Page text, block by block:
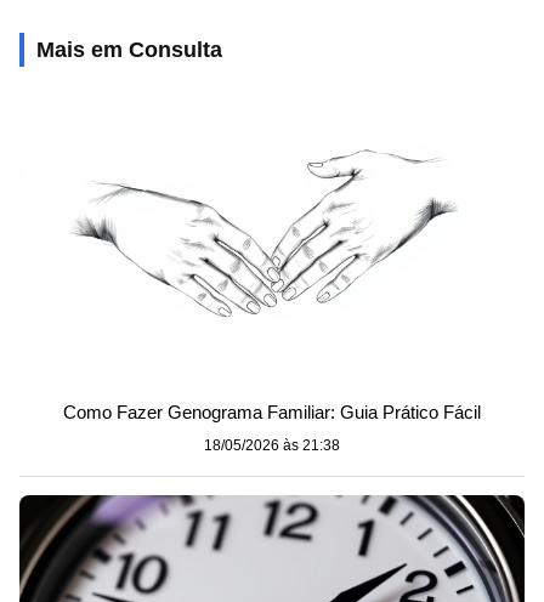
Mais em Consulta
Como Fazer Genograma Familiar: Guia Prático Fácil
18/05/2026 às 21:38